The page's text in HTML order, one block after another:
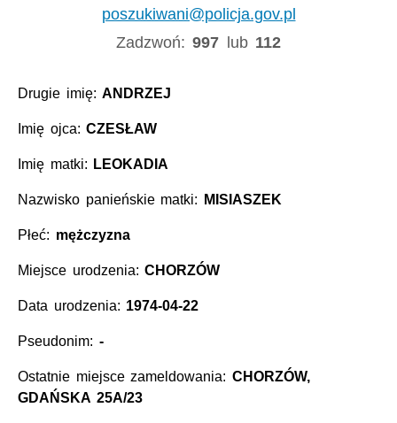
poszukiwani@policja.gov.pl
Zadzwoń:997 lub 112
Drugie imię:ANDRZEJ
Imię ojca:CZESŁAW
Imię matki: LEOKADIA
Nazwisko panieńskie matki: MISIASZEK
Płeć: mężczyzna
Miejsce urodzenia:CHORZÓW
Data urodzenia: 1974-04-22
Pseudonim: -
Ostatnie miejsce zameldowania: CHORZÓW,
GDAŃSKA 25A/23